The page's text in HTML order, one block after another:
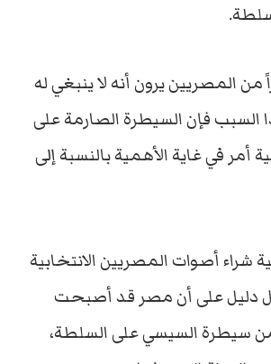
من المصريين يرون أنه لا ينبغي له
السبب فإن السيطرة الصارمة على
أمر في غاية الأهمية بالنسبة إلى
شراء أصوات المصريين الانتخابية
دليل على أن مصر قد أصبحت
من سيطرة السيسي على السلطة،